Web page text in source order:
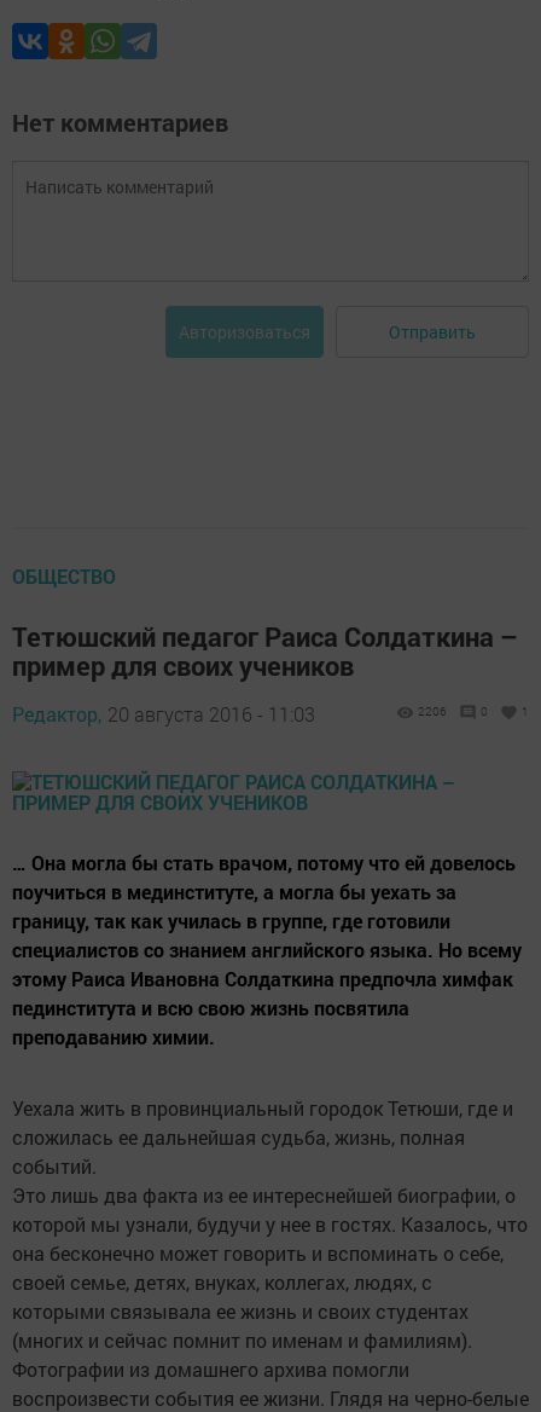
Нет комментариев
Авторизоваться Отправить
ОБЩЕСТВО
Тетюшский педагог Раиса Солдаткина –
пример для своих учеников
Редактор, 20 августа 2016 - 11:03 2206 0 1
… Она могла бы стать врачом, потому что ей довелось
поучиться в мединституте, а могла бы уехать за
границу, так как училась в группе, где готовили
специалистов со знанием английского языка. Но всему
этому Раиса Ивановна Солдаткина предпочла химфак
пединститута и всю свою жизнь посвятила
преподаванию химии.
Уехала жить в провинциальный городок Тетюши, где и
сложилась ее дальнейшая судьба, жизнь, полная
событий.
Это лишь два факта из ее интереснейшей биографии, о
которой мы узнали, будучи у нее в гостях. Казалось, что
она бесконечно может говорить и вспоминать о себе,
своей семье, детях, внуках, коллегах, людях, с
которыми связывала ее жизнь и своих студентах
(многих и сейчас помнит по именам и фамилиям).
Фотографии из домашнего архива помогли
воспроизвести события ее жизни. Глядя на черно-белые